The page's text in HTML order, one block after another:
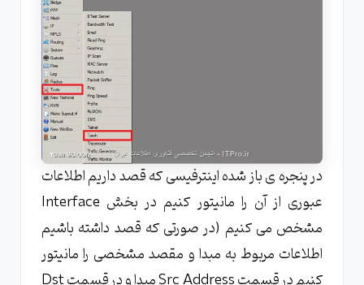
در پنجره ی باز شده اینترفیسی که قصد داریم اطلاعات
عبوری از آن را مانیتور کنیم در بخش Interface
مشخص می کنیم (در صورتی که قصد داشته باشیم
اطلاعات مربوط به مبدا و مقصد مشخصی را مانیتور
کنیم در قسمت Src Address مبدا و در قسمت Dst